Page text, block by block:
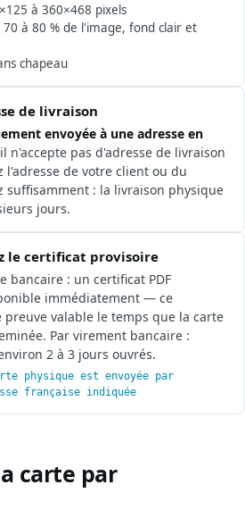
à 360×468 pixels
70 à 80 % de l'image, fond clair et
chapeau
de livraison
envoyée à une adresse en
n'accepte pas d'adresse de livraison
l'adresse de votre client ou du
suffisamment : la livraison physique
jours.
le certificat provisoire
bancaire : un certificat PDF
immédiatement — ce
valable le temps que la carte
Par virement bancaire :
2 à 3 jours ouvrés.
physique est envoyée par
française indiquée
carte par